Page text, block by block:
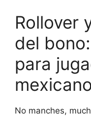
Rollover
del
para
No manches,